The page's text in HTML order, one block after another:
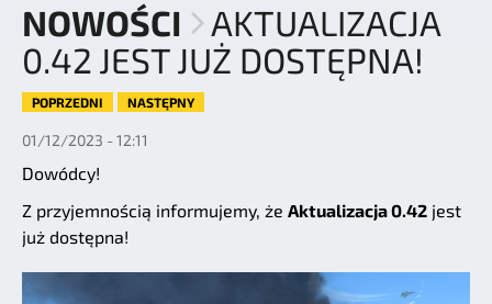
NOWOŚCI
AKTUALIZACJA
0.42 JEST JUŻ DOSTĘPNA!
POPRZEDNI NASTĘPNY
01/12/2023 - 12:11
Dowódcy!
Z przyjemnością informujemy, że Aktualizacja 0.42 jest
już dostępna!